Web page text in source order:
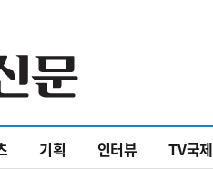
기획 인터뷰 TV국제